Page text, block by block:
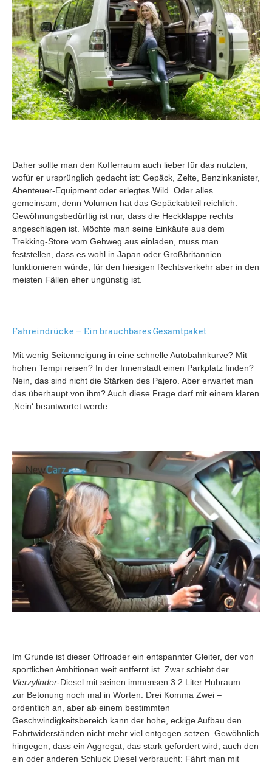
Daher sollte man den Kofferraum auch lieber für das nutzten,
wofür er ursprünglich gedacht ist: Gepäck, Zelte, Benzinkanister,
Abenteuer-Equipment oder erlegtes Wild. Oder alles
gemeinsam, denn Volumen hat das Gepäckabteil reichlich.
Gewöhnungsbedürftig ist nur, dass die Heckklappe rechts
angeschlagen ist. Möchte man seine Einkäufe aus dem
Trekking-Store vom Gehweg aus einladen, muss man
feststellen, dass es wohl in Japan oder Großbritannien
funktionieren würde, für den hiesigen Rechtsverkehr aber in den
meisten Fällen eher ungünstig ist.
Fahreindrücke – Ein brauchbares Gesamtpaket
Mit wenig Seitenneigung in eine schnelle Autobahnkurve? Mit
hohen Tempi reisen? In der Innenstadt einen Parkplatz finden?
Nein, das sind nicht die Stärken des Pajero. Aber erwartet man
das überhaupt von ihm? Auch diese Frage darf mit einem klaren
‚Nein‘ beantwortet werde.
Im Grunde ist dieser Offroader ein entspannter Gleiter, der von
sportlichen Ambitionen weit entfernt ist. Zwar schiebt der
Vierzylinder-Diesel mit seinen immensen 3.2 Liter Hubraum –
zur Betonung noch mal in Worten: Drei Komma Zwei –
ordentlich an, aber ab einem bestimmten
Geschwindigkeitsbereich kann der hohe, eckige Aufbau den
Fahrtwiderständen nicht mehr viel entgegen setzen. Gewöhnlich
hingegen, dass ein Aggregat, das stark gefordert wird, auch den
ein oder anderen Schluck Diesel verbraucht: Fährt man mit